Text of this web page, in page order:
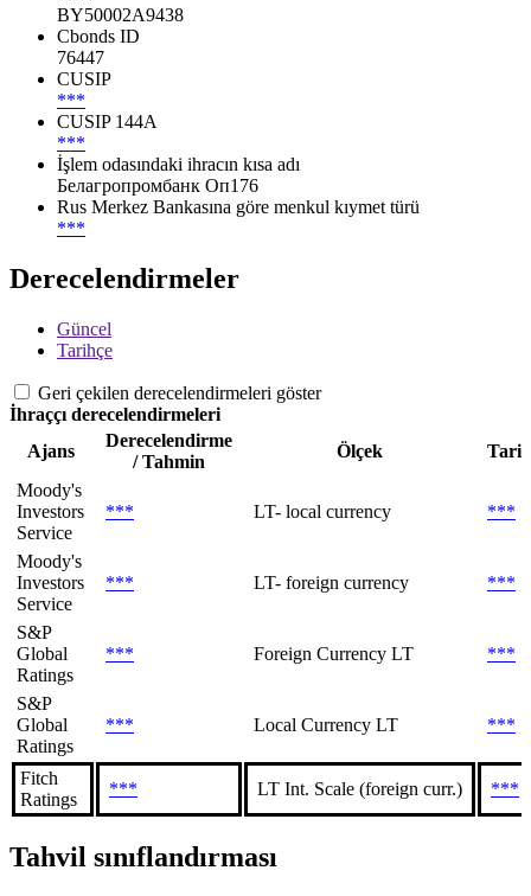
BY50002A9438
Cbonds ID
76447
CUSIP
***
CUSIP 144A
***
İşlem odasındaki ihracın kısa adı
Белагропромбанк Оп176
Rus Merkez Bankasına göre menkul kıymet türü
***
Derecelendirmeler
Güncel
Tarihçe
Geri çekilen derecelendirmeleri göster
İhraççı derecelendirmeleri
Ajans
Derecelendirme
/ Tahmin
Ölçek
Tarih
Moody's
Investors
Service
*** LT- local currency ***
Moody's
Investors
Service
*** LT- foreign currency ***
S&P
Global
Ratings
*** Foreign Currency LT ***
S&P
Global
Ratings
*** Local Currency LT ***
Fitch
Ratings
*** LT Int. Scale (foreign curr.) ***
Tahvil sınıflandırması